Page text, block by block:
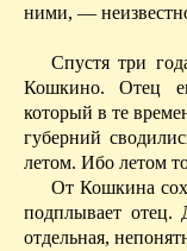
ними, —
Спустя три
Кошкино. Отец
который в те
губерний
летом. Ибо летом
От Кошкина
подплывает отец.
отдельная,